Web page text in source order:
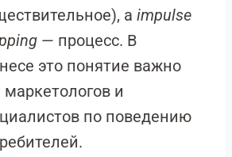
а impulse
— процесс. В
это понятие важно
и
по поведению